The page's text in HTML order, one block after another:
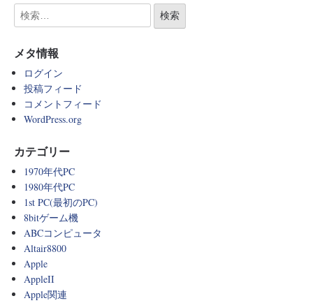
メタ情報
ログイン
投稿フィード
コメントフィード
WordPress.org
カテゴリー
1970年代PC
1980年代PC
1st PC(最初のPC)
8bitゲーム機
ABCコンピュータ
Altair8800
Apple
AppleII
Apple関連